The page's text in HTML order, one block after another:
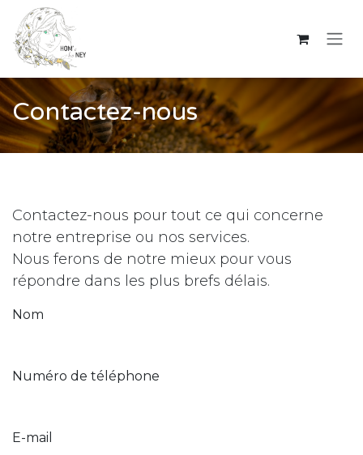
Se rendre au contenu
Contactez-nous
Contactez-nous pour tout ce qui concerne
notre entreprise ou nos services.
Nous ferons de notre mieux pour vous
répondre dans les plus brefs délais.
Nom
Numéro de téléphone
E-mail